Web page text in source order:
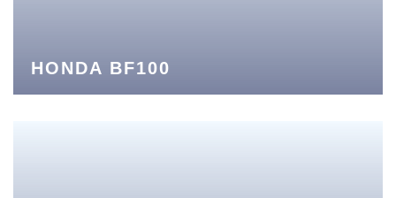
HONDA BF100